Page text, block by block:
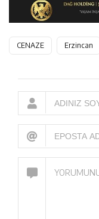
CENAZE Erzincan